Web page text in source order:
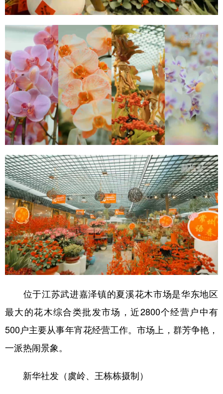
陕西 甘肃 青海 宁夏
新疆 内蒙古 黑龙江
多语种频道
English Español Français عربى
Русский язык 日本語 한국어
Deutsch Português
位于江苏武进嘉泽镇的夏溪花木市场是华东地区
最大的花木综合类批发市场，近2800个经营户中有
500户主要从事年宵花经营工作。市场上，群芳争艳，
一派热闹景象。
新华社发（虞岭、王栋栋摄制）